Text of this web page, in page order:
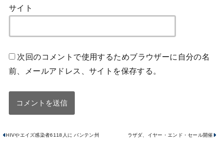
サイト
次回のコメントで使用するためブラウザーに自分の名
前、メールアドレス、サイトを保存する。
HIVやエイズ感染者6118人に バンテン州 ラザダ、イヤー・エンド・セール開催